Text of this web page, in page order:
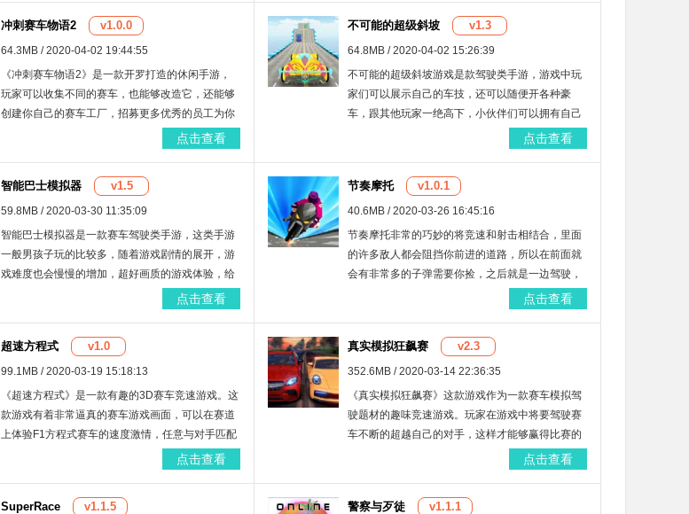
于我们的。
冲刺赛车物语2 v1.0.0
64.3MB / 2020-04-02 19:44:55
《冲刺赛车物语2》是一款开罗打造的休闲手游，
玩家可以收集不同的赛车，也能够改造它，还能够
创建你自己的赛车工厂，招募更多优秀的员工为你
打工，游遍天下，享受管理一个工厂的畅爽感觉，
点击查看
不可能的超级斜坡 v1.3
64.8MB / 2020-04-02 15:26:39
不可能的超级斜坡游戏是款驾驶类手游，游戏中玩
家们可以展示自己的车技，还可以随便开各种豪
车，跟其他玩家一绝高下，小伙伴们可以拥有自己
的赛车，让你去参与到更多的竞技之中，所以不要
点击查看
智能巴士模拟器 v1.5
59.8MB / 2020-03-30 11:35:09
智能巴士模拟器是一款赛车驾驶类手游，这类手游
一般男孩子玩的比较多，随着游戏剧情的展开，游
戏难度也会慢慢的增加，超好画质的游戏体验，给
玩家呈现一种最为真实的游戏环境，有对款巴士车
点击查看
节奏摩托 v1.0.1
40.6MB / 2020-03-26 16:45:16
节奏摩托非常的巧妙的将竞速和射击相结合，里面
的许多敌人都会阻挡你前进的道路，所以在前面就
会有非常多的子弹需要你捡，之后就是一边驾驶，
一边射击。还有金币可以用，用的越多，获得的成
点击查看
超速方程式 v1.0
99.1MB / 2020-03-19 15:18:13
《超速方程式》是一款有趣的3D赛车竞速游戏。这
款游戏有着非常逼真的赛车游戏画面，可以在赛道
上体验F1方程式赛车的速度激情，任意与对手匹配
对战，还有多种改造方案任意选择哦。喜欢的话就
点击查看
真实模拟狂飙赛 v2.3
352.6MB / 2020-03-14 22:36:35
《真实模拟狂飙赛》这款游戏作为一款赛车模拟驾
驶题材的趣味竞速游戏。玩家在游戏中将要驾驶赛
车不断的超越自己的对手，这样才能够赢得比赛的
胜利，从而获得丰厚的游戏奖励。同时玩家利用这
些奖励能够购买更多的豪华赛车，从而能够帮助玩
点击查看
SuperRace v1.1.5 警察与歹徒 v1.1.1